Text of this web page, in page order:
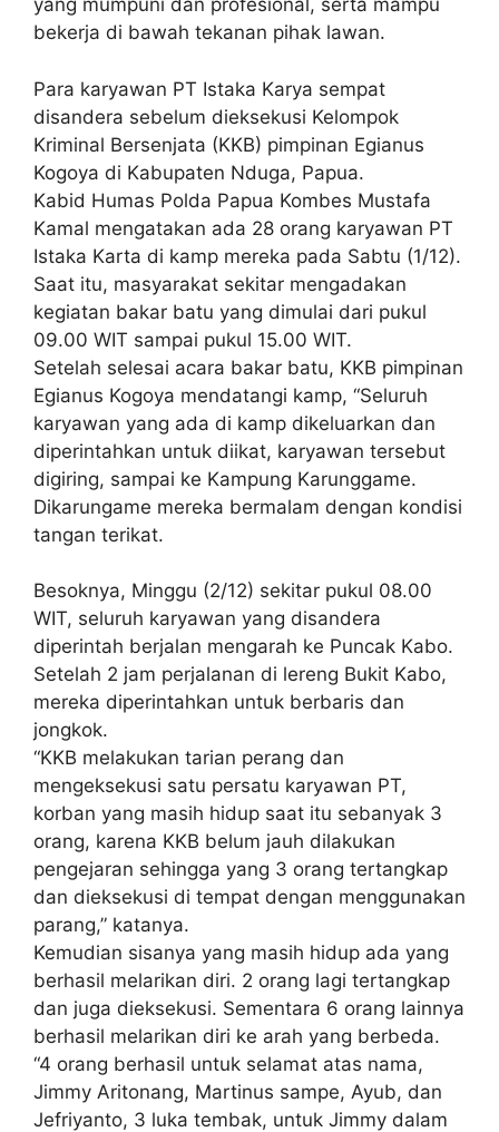
yang mumpuni dan profesional, serta mampu
bekerja di bawah tekanan pihak lawan.
Para karyawan PT Istaka Karya sempat
disandera sebelum dieksekusi Kelompok
Kriminal Bersenjata (KKB) pimpinan Egianus
Kogoya di Kabupaten Nduga, Papua.
Kabid Humas Polda Papua Kombes Mustafa
Kamal mengatakan ada 28 orang karyawan PT
Istaka Karta di kamp mereka pada Sabtu (1/12).
Saat itu, masyarakat sekitar mengadakan
kegiatan bakar batu yang dimulai dari pukul
09.00 WIT sampai pukul 15.00 WIT.
Setelah selesai acara bakar batu, KKB pimpinan
Egianus Kogoya mendatangi kamp, “Seluruh
karyawan yang ada di kamp dikeluarkan dan
diperintahkan untuk diikat, karyawan tersebut
digiring, sampai ke Kampung Karunggame.
Dikarungame mereka bermalam dengan kondisi
tangan terikat.
Besoknya, Minggu (2/12) sekitar pukul 08.00
WIT, seluruh karyawan yang disandera
diperintah berjalan mengarah ke Puncak Kabo.
Setelah 2 jam perjalanan di lereng Bukit Kabo,
mereka diperintahkan untuk berbaris dan
jongkok.
“KKB melakukan tarian perang dan
mengeksekusi satu persatu karyawan PT,
korban yang masih hidup saat itu sebanyak 3
orang, karena KKB belum jauh dilakukan
pengejaran sehingga yang 3 orang tertangkap
dan dieksekusi di tempat dengan menggunakan
parang,” katanya.
Kemudian sisanya yang masih hidup ada yang
berhasil melarikan diri. 2 orang lagi tertangkap
dan juga dieksekusi. Sementara 6 orang lainnya
berhasil melarikan diri ke arah yang berbeda.
“4 orang berhasil untuk selamat atas nama,
Jimmy Aritonang, Martinus sampe, Ayub, dan
Jefriyanto, 3 luka tembak, untuk Jimmy dalam